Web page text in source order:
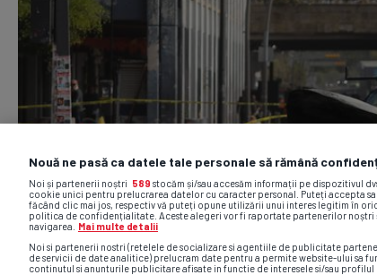
Nouă ne pasă ca datele tale personale să rămână
Noi și partenerii noștri 589 stocăm și/sau accesăm informații pe dispozitivul
cookie unici pentru prelucrarea datelor cu caracter personal. Puteți accepta
făcând clic mai jos, respectiv vă puteți opune utilizării unui interes legitim în
politica de confidențialitate. Aceste alegeri vor fi raportate partenerilor noștri
navigarea.
Mai multe detalii
Noi si partenerii nostri (retelele de socializare si agentiile de publicitate
de servicii de date analitice) prelucram date pentru a permite website-ului sa
continutul si anunturile publicitare afisate in functie de interesele si/sau profilul